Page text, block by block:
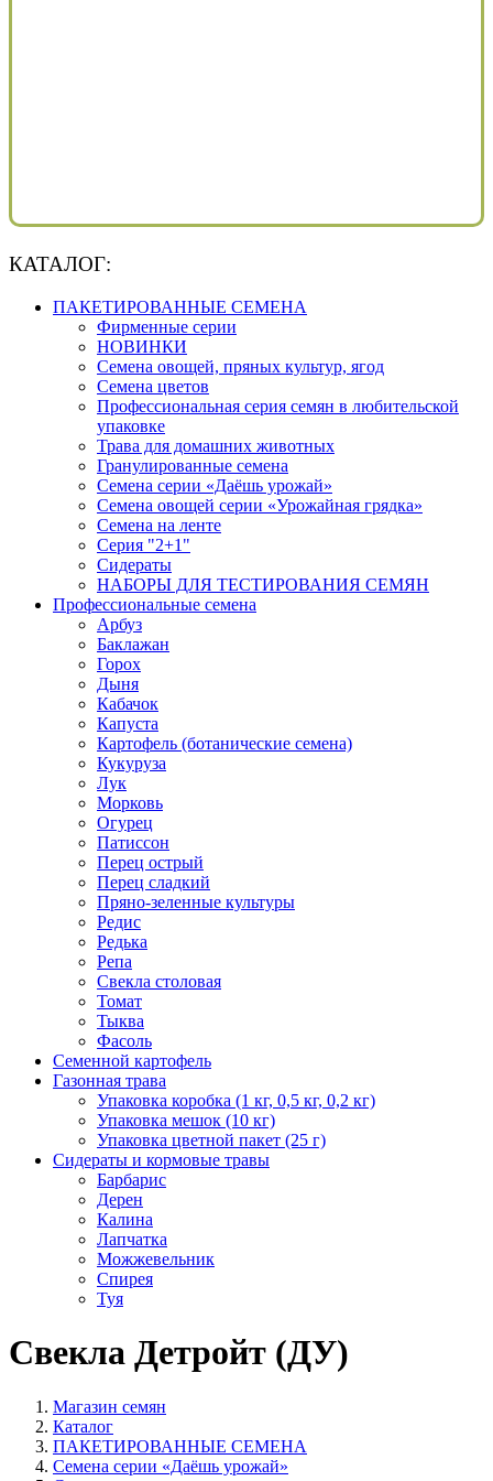
КАТАЛОГ:
ПАКЕТИРОВАННЫЕ СЕМЕНА
Фирменные серии
НОВИНКИ
Семена овощей, пряных культур, ягод
Семена цветов
Профессиональная серия семян в любительской
упаковке
Трава для домашних животных
Гранулированные семена
Семена серии «Даёшь урожай»
Семена овощей серии «Урожайная грядка»
Семена на ленте
Серия "2+1"
Сидераты
НАБОРЫ ДЛЯ ТЕСТИРОВАНИЯ СЕМЯН
Профессиональные семена
Арбуз
Баклажан
Горох
Дыня
Кабачок
Капуста
Картофель (ботанические семена)
Кукуруза
Лук
Морковь
Огурец
Патиссон
Перец острый
Перец сладкий
Пряно-зеленные культуры
Редис
Редька
Репа
Свекла столовая
Томат
Тыква
Фасоль
Семенной картофель
Газонная трава
Упаковка коробка (1 кг, 0,5 кг, 0,2 кг)
Упаковка мешок (10 кг)
Упаковка цветной пакет (25 г)
Сидераты и кормовые травы
Барбарис
Дерен
Калина
Лапчатка
Можжевельник
Спирея
Туя
Свекла Детройт (ДУ)
Магазин семян
Каталог
ПАКЕТИРОВАННЫЕ СЕМЕНА
Семена серии «Даёшь урожай»